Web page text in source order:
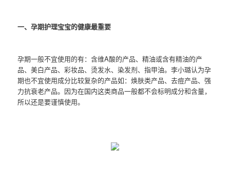
一、孕期护理宝宝的健康最重要
孕期一般不宜使用的有：含维A酸的产品、精油或含有精油的产
品、美白产品、彩妆品、烫发水、染发剂、指甲油。李小璐认为孕
期也不宜使用成分比较复杂的产品如：焕肤类产品、去痘产品、强
力抗衰老产品。因为在国内这类商品一般都不会标明成分和含量，
所以还是要谨慎使用。